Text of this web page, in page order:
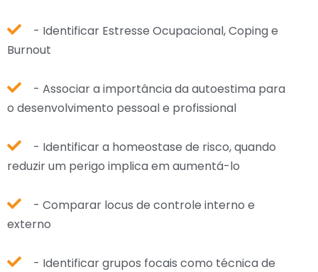
- Identificar Estresse Ocupacional, Coping e
Burnout
- Associar a importância da autoestima para
o desenvolvimento pessoal e profissional
- Identificar a homeostase de risco, quando
reduzir um perigo implica em aumentá-lo
- Comparar locus de controle interno e
externo
- Identificar grupos focais como técnica de